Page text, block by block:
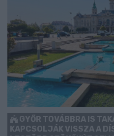
GYŐR TOVÁBBRA IS
KAPCSOLJÁK VISSZA A